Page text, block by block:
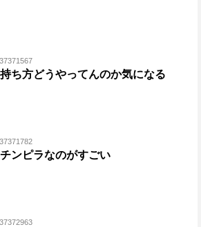
ち方どうやってんのか気になる
ンピラなのがすごい